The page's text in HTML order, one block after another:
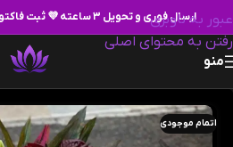
عبور به ناوبری
رفتن به محتوای اصلی
ارسال فوری و تحویل ۳ ساعته 💜 ثبت فاکتور رسمی در سامانه مودیان ✅
منو
اتمام موجودی